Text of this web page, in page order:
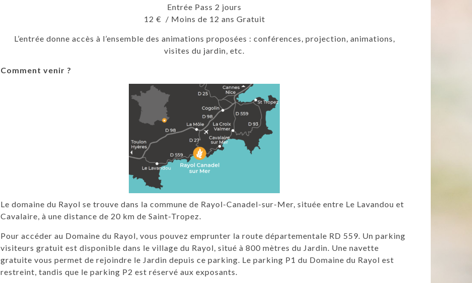
Entrée Pass 2 jours
12 € / Moins de 12 ans Gratuit
L’entrée donne accès à l’ensemble des animations proposées : conférences, projection, animations,
visites du jardin, etc.
Comment venir ?
Le domaine du Rayol se trouve dans la commune de Rayol-Canadel-sur-Mer, située entre Le Lavandou et
Cavalaire, à une distance de 20 km de Saint-Tropez.
Pour accéder au Domaine du Rayol, vous pouvez emprunter la route départementale RD 559. Un parking
visiteurs gratuit est disponible dans le village du Rayol, situé à 800 mètres du Jardin. Une navette
gratuite vous permet de rejoindre le Jardin depuis ce parking. Le parking P1 du Domaine du Rayol est
restreint, tandis que le parking P2 est réservé aux exposants.